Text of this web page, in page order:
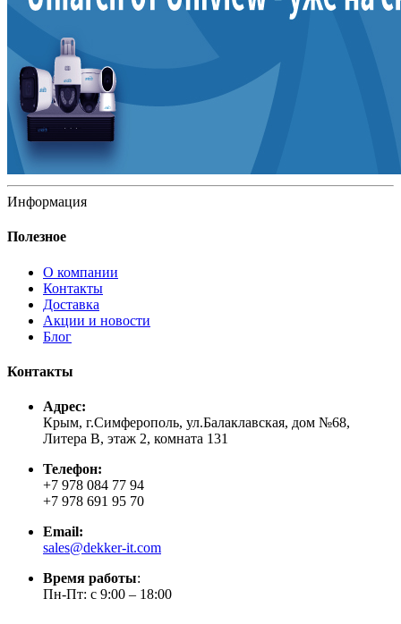
Информация
Полезное
О компании
Контакты
Доставка
Акции и новости
Блог
Контакты
Адрес:
Крым, г.Симферополь, ул.Балаклавская, дом №68,
Литера В, этаж 2, комната 131
Телефон:
+7 978 084 77 94
+7 978 691 95 70
Email:
sales@dekker-it.com
Время работы:
Пн-Пт: с 9:00 – 18:00